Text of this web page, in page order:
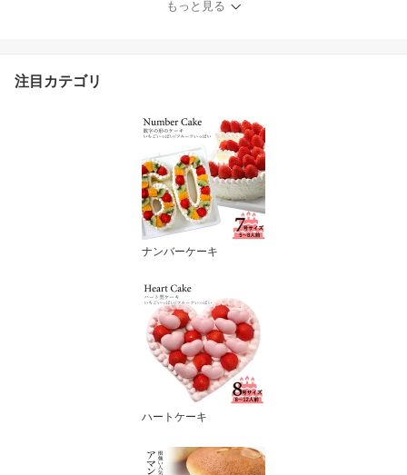
もっと見る
注目カテゴリ
ナンバーケーキ
ハートケーキ